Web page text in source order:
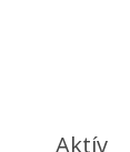
Aktív